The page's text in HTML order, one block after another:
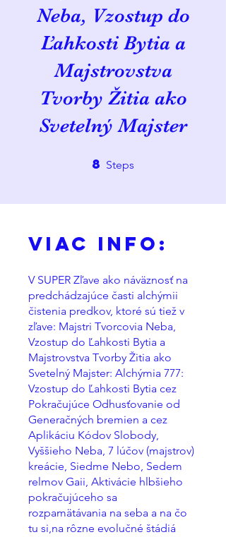
Neba, Vzostup do
Ľahkosti Bytia a
Majstrovstva
Tvorby Žitia ako
Svetelný Majster
8 Steps
Viac Info:
V SUPER Zľave ako náväznosť na
predchádzajúce časti alchýmii
čistenia predkov, ktoré sú tiež v
zľave: Majstri Tvorcovia Neba,
Vzostup do Ľahkosti Bytia a
Majstrovstva Tvorby Žitia ako
Svetelný Majster: Alchýmia 777:
Vzostup do Ľahkosti Bytia cez
Pokračujúce Odhusťovanie od
Generačných bremien a cez
Aplikáciu Kódov Slobody,
Vyššieho Neba, 7 lúčov (majstrov)
kreácie, Siedme Nebo, Sedem
relmov Gaii, Aktivácie hlbšieho
pokračujúceho sa
rozpamätávania na seba a na čo
tu si,na rôzne evolučné štádiá